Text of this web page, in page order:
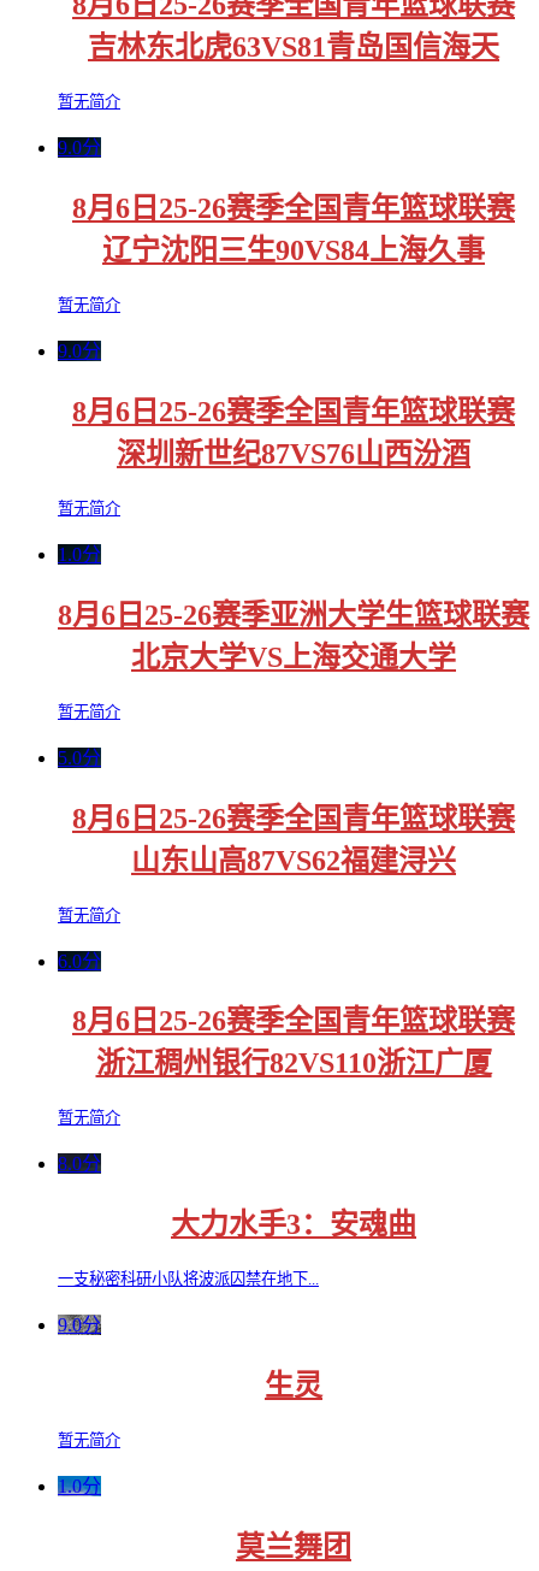
吉林东北虎63VS81青岛国信海天
暂无简介
9.0分
8月6日25-26赛季全国青年篮球联赛
辽宁沈阳三生90VS84上海久事
暂无简介
9.0分
8月6日25-26赛季全国青年篮球联赛
深圳新世纪87VS76山西汾酒
暂无简介
1.0分
8月6日25-26赛季亚洲大学生篮球联赛
北京大学VS上海交通大学
暂无简介
5.0分
8月6日25-26赛季全国青年篮球联赛
山东山高87VS62福建浔兴
暂无简介
6.0分
8月6日25-26赛季全国青年篮球联赛
浙江稠州银行82VS110浙江广厦
暂无简介
8.0分
大力水手3：安魂曲
一支秘密科研小队将波派囚禁在地下...
9.0分
生灵
暂无简介
1.0分
莫兰舞团